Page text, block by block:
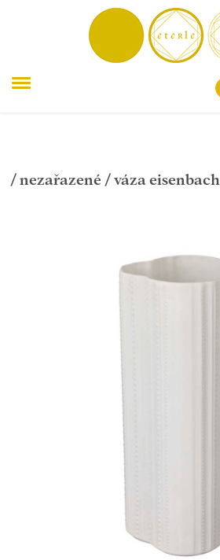
/ nezařazené / váza eisenbach